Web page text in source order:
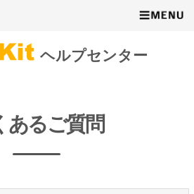
ヘルプセンター
あるご質問